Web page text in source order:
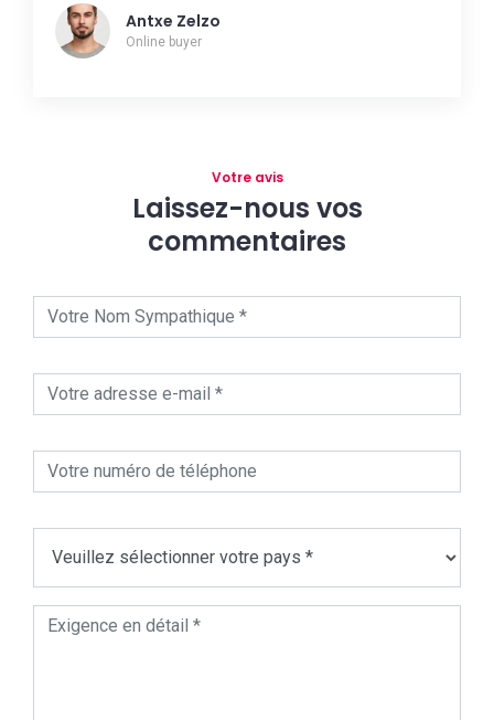
Antxe Zelzo
Online buyer
Votre avis
Laissez-nous vos
commentaires